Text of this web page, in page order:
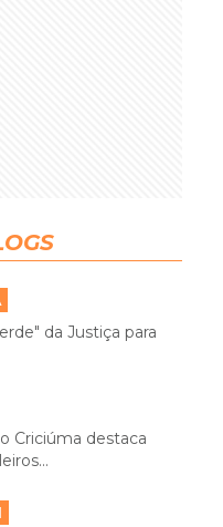
da Justiça para
Criciúma destaca